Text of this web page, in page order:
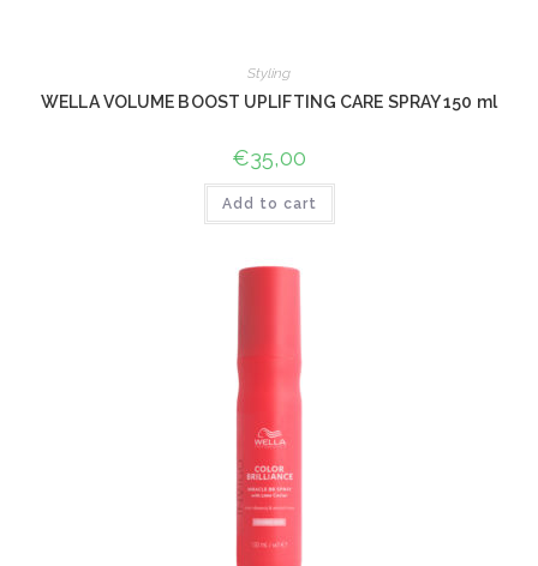
Styling
WELLA VOLUME BOOST UPLIFTING CARE SPRAY 150 ml
€35,00
Add to cart